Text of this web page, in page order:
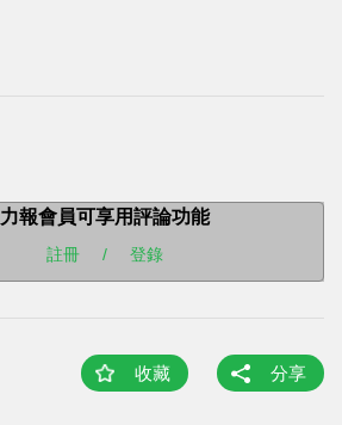
力報會員可享用評論功能
註冊 / 登錄
收藏 分享